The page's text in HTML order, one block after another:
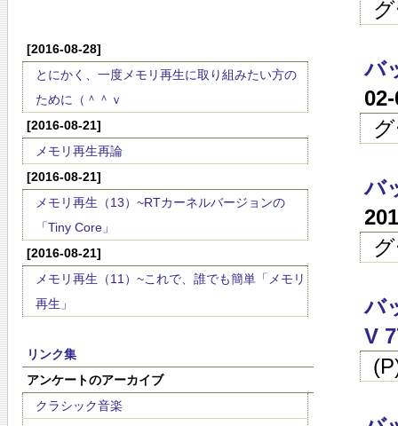
[2016-08-28]
とにかく、一度メモリ再生に取り組みたい方の
ために（＾＾ｖ
[2016-08-21]
メモリ再生再論
[2016-08-21]
メモリ再生（13）~RTカーネルバージョンの
「Tiny Core」
[2016-08-21]
メモリ再生（11）~これで、誰でも簡単「メモリ
再生」
リンク集
アンケートのアーカイブ
クラシック音楽
バ
バ
バ
V